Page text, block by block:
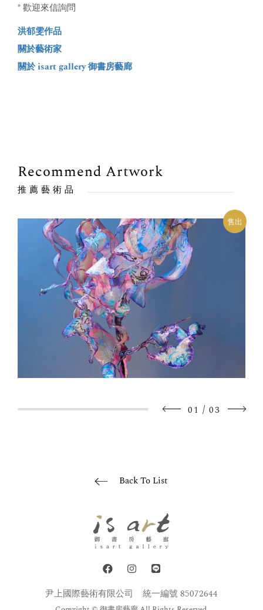
* 歡迎來信詢問
洪郁雯作品
關於藝術家
關於 isart gallery 御書房藝廊
Recommend Artwork
推薦藝術品
售出
01 / 03
Back To List
尹上國際藝術有限公司 統一編號 85072644